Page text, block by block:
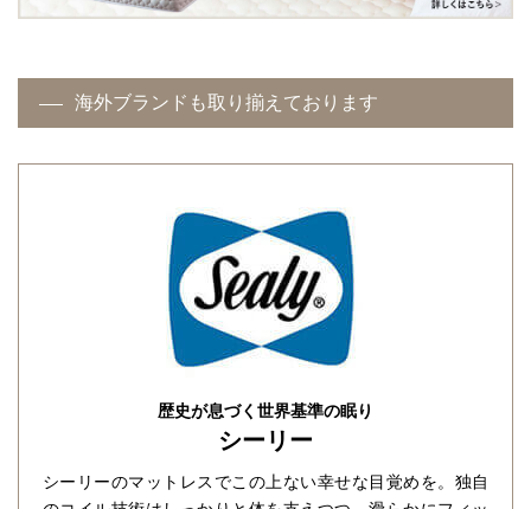
海外ブランドも取り揃えております
歴史が息づく世界基準の眠り
シーリー
シーリーのマットレスでこの上ない幸せな目覚めを。独自